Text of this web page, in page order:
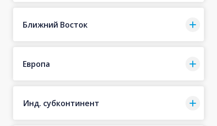
Ближний Восток
Европа
Инд. субконтинент